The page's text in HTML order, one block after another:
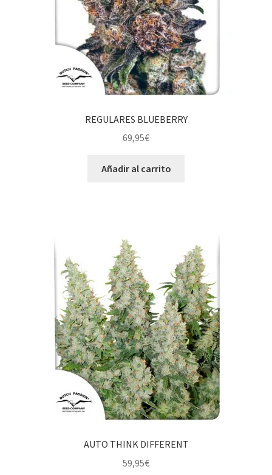
REGULARES BLUEBERRY
69,95€
Añadir al carrito
AUTO THINK DIFFERENT
59,95€